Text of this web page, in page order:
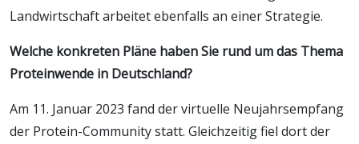
Landwirtschaft arbeitet ebenfalls an einer Strategie.
Welche konkreten Pläne haben Sie rund um das Thema
Proteinwende in Deutschland?
Am 11. Januar 2023 fand der virtuelle Neujahrsempfang
der Protein-Community statt. Gleichzeitig fiel dort der